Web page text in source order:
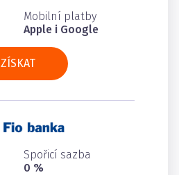
Mobilní platby
Apple i Google
ZÍSKAT
Spořicí sazba
0 %